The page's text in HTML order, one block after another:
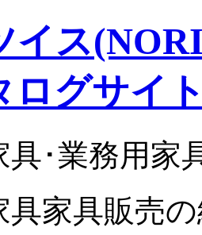
･業務用家
具家具販売